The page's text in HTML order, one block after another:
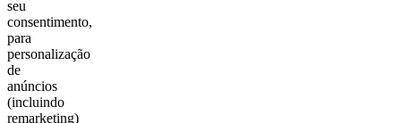
seu
consentimento,
para
personalização
de
anúncios
(incluindo
remarketing)